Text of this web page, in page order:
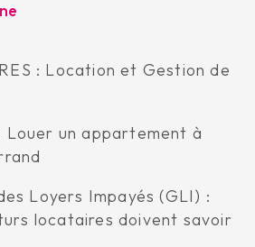
: Location et Gestion de
Louer un appartement à
Loyers Impayés (GLI) :
locataires doivent savoir